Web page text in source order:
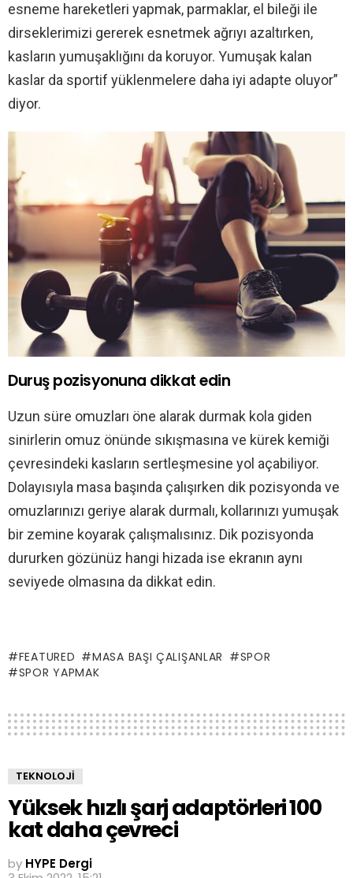
esneme hareketleri yapmak, parmaklar, el bileği ile
dirseklerimizi gererek esnetmek ağrıyı azaltırken,
kasların yumuşaklığını da koruyor. Yumuşak kalan
kaslar da sportif yüklenmelere daha iyi adapte oluyor”
diyor.
Duruş pozisyonuna dikkat edin
Uzun süre omuzları öne alarak durmak kola giden
sinirlerin omuz önünde sıkışmasına ve kürek kemiği
çevresindeki kasların sertleşmesine yol açabiliyor.
Dolayısıyla masa başında çalışırken dik pozisyonda ve
omuzlarınızı geriye alarak durmalı, kollarınızı yumuşak
bir zemine koyarak çalışmalısınız. Dik pozisyonda
dururken gözünüz hangi hizada ise ekranın aynı
seviyede olmasına da dikkat edin.
FEATURED MASA BAŞI ÇALIŞANLAR
SPOR
SPOR YAPMAK
TEKNOLOJI
Yüksek hızlı şarj adaptörleri 100
kat daha çevreci
by HYPE Dergi